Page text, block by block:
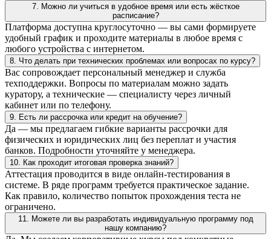
7. Можно ли учиться в удобное время или есть жёсткое
расписание?
Платформа доступна круглосуточно — вы сами формируете
удобный график и проходите материалы в любое время с
любого устройства с интернетом.
8. Что делать при технических проблемах или вопросах по курсу?
Вас сопровождает персональный менеджер и служба
техподдержки. Вопросы по материалам можно задать
куратору, а технические — специалисту через личный
кабинет или по телефону.
9. Есть ли рассрочка или кредит на обучение?
Да — мы предлагаем гибкие варианты рассрочки для
физических и юридических лиц без переплат и участия
банков. Подробности уточняйте у менеджера.
10. Как проходит итоговая проверка знаний?
Аттестация проводится в виде онлайн-тестирования в
системе. В ряде программ требуется практическое задание.
Как правило, количество попыток прохождения теста не
ограничено.
11. Можете ли вы разработать индивидуальную программу под
нашу компанию?